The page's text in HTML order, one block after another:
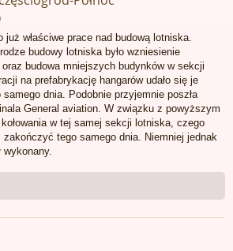
już właściwe prace nad budową lotniska.
budowy lotniska było wzniesienie
budowa mniejszych budynków w sekcji
racji na prefabrykację hangarów udało się je
dnia. Podobnie przyjemnie poszła
General aviation. W związku z powyższym
w tej samej sekcji lotniska, czego
zakończyć tego samego dnia. Niemniej jednak